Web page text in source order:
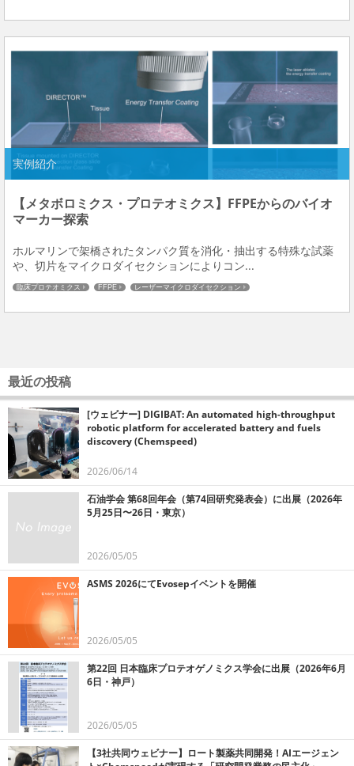
実例紹介
【メタボロミクス・プロテオミクス】FFPEからのバイオ
マーカー探索
ホルマリンで架橋されたタンパク質を消化・抽出する特殊な試薬
や、切片をマイクロダイセクションによりコン...
臨床プロテオミクス FFPE レーザーマイクロダイセクション
最近の投稿
[ウェビナー] DIGIBAT: An automated high-throughput
robotic platform for accelerated battery and fuels
discovery (Chemspeed)
2026/06/14
石油学会 第68回年会（第74回研究発表会）に出展（2026年
5月25日〜26日・東京）
2026/05/05
ASMS 2026にてEvosepイベントを開催
2026/05/05
第22回 日本臨床プロテオゲノミクス学会に出展（2026年6月
6日・神戸）
2026/05/05
【3社共同ウェビナー】ロート製薬共同開発！AIエージェン